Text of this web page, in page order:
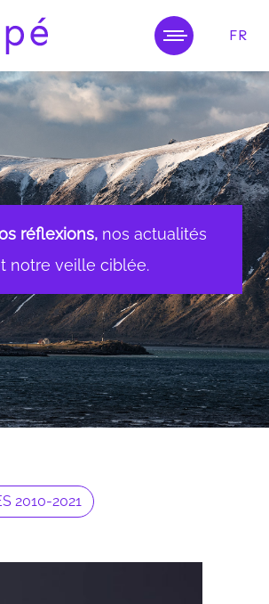
FR
réflexions, nos actualités
notre veille ciblée.
2010-2021